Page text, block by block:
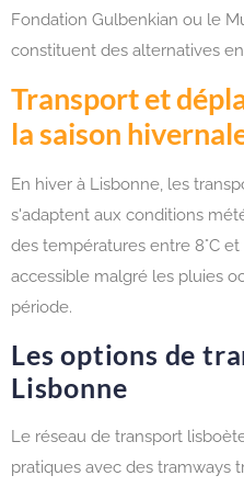
Fondation Gulbenkian ou le
constituent des alternatives
Transport et
la saison
En hiver à Lisbonne, les
s'adaptent aux conditions
des températures entre 8°C
accessible malgré les pluies
période.
Les options de
Lisbonne
Le réseau de transport
pratiques avec des tramways